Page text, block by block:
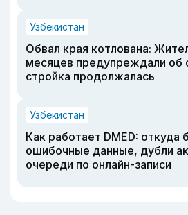
Узбекистан
Обвал края котлована:
месяцев предупреждали об
стройка продолжалась
Узбекистан
Как работает DMED: откуда
ошибочные данные, дубли
очереди по онлайн-записи